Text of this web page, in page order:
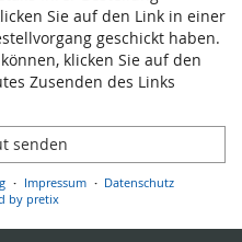
Sie auf den Link in einer
geschickt haben.
klicken Sie auf den
Zusenden des Links
senden
Impressum
Datenschutz
by pretix